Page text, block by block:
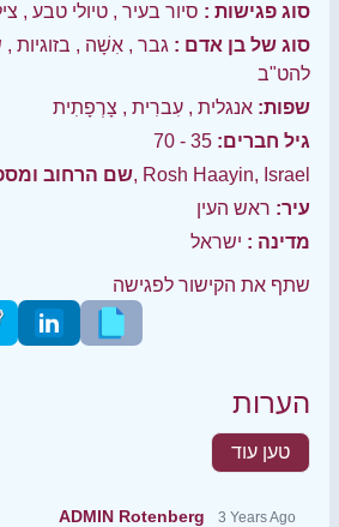
סוג פגישות : סיור בעיר , טיולי טבע ,
סוג של בן אדם : גבר , אִשָׁה , בזוגיות ,
להט"ב
שפות: אנגלית , עִברִית , צָרְפָתִית
גיל חברים: 35 - 70
שם הרחובה' באייר, Rosh Haayin, Israel
עיר: ראש העין
מדינה : ישראל
שתף את הקישור לפגישה
הערות
טען עוד
ADMIN Rotenberg 3 Years Ago